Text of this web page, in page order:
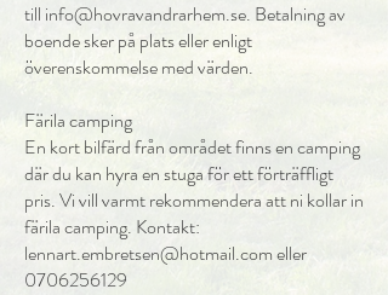
till info@hovravandrarhem.se. Betalning av
boende sker på plats eller enligt
överenskommelse med värden.
Färila camping
En kort bilfärd från området finns en camping
där du kan hyra en stuga för ett förträffligt
pris. Vi vill varmt rekommendera att ni kollar in
färila camping. Kontakt:
lennart.embretsen@hotmail.comeller
0706256129